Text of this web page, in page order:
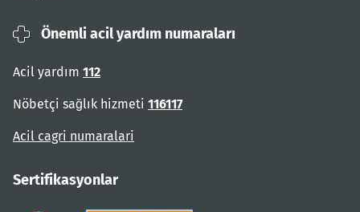
Önemli acil yardım numaraları
Acil yardım 112
Nöbetçi sağlık hizmeti 116117
Acil cagri numaralari
Sertifikasyonlar